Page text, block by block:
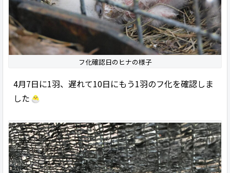
フ化確認日のヒナの様子
4月7日に1羽、遅れて10日にもう1羽のフ化を確認しま
した